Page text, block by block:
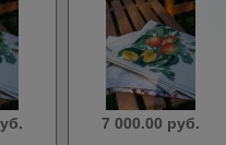
7 000.00 руб.